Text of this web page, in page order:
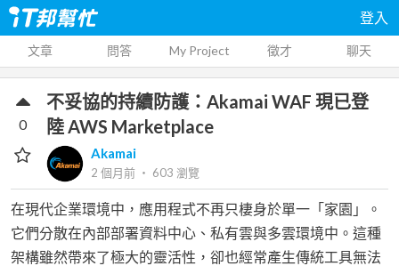
登入
文章 問答 My Project 徵才 聊天
不妥協的持續防護：Akamai WAF 現已登
陸 AWS Marketplace
Akamai
2 個月前 ‧ 603 瀏覽
0
在現代企業環境中，應用程式不再只棲身於單一「家園」。
它們分散在內部部署資料中心、私有雲與多雲環境中。這種
架構雖然帶來了極大的靈活性，卻也經常產生傳統工具無法